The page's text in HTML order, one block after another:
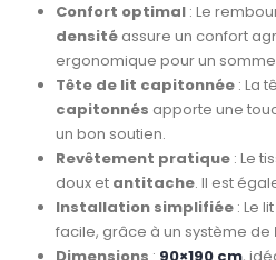
Confort optimal: Le
densitéassure un confort
ergonomique pour un
Tête de lit capitonnée: La
capitonnés apporte une
un bon soutien.
Revêtement pratique: Le
doux et antitache. Il est
Installation simplifiée: Le
facile, grâce à un système de